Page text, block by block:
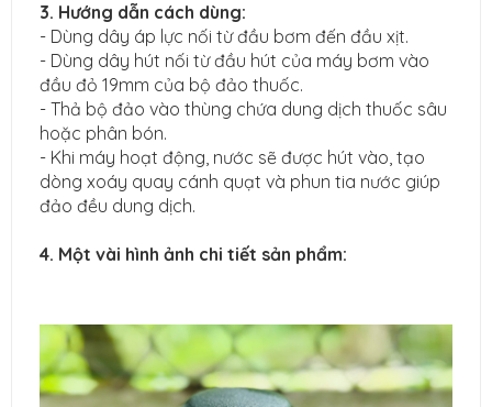
3. Hướng dẫn cách dùng:
- Dùng dây áp lực nối từ đầu bơm đến đầu xịt.
- Dùng dây hút nối từ đầu hút của máy bơm vào
đầu đỏ 19mm của bộ đảo thuốc.
- Thả bộ đảo vào thùng chứa dung dịch thuốc sâu
hoặc phân bón.
- Khi máy hoạt động, nước sẽ được hút vào, tạo
dòng xoáy quay cánh quạt và phun tia nước giúp
đảo đều dung dịch.
4. Một vài hình ảnh chi tiết sản phẩm: